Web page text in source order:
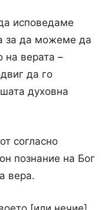
исповедаме
за да можеме да
на верата –
да го
духовна
согласно
познание на Бог
вера.